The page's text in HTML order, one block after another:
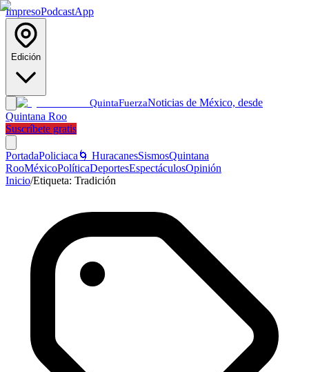
ImpresoPodcastApp
Edición
QuintaFuerzaNoticias de México, desde
Quintana Roo
Suscríbete gratis
PortadaPoliciaca 🌀 HuracanesSismosQuintana
RooMéxicoPolíticaDeportesEspectáculosOpinión
Inicio/Etiqueta: Tradición